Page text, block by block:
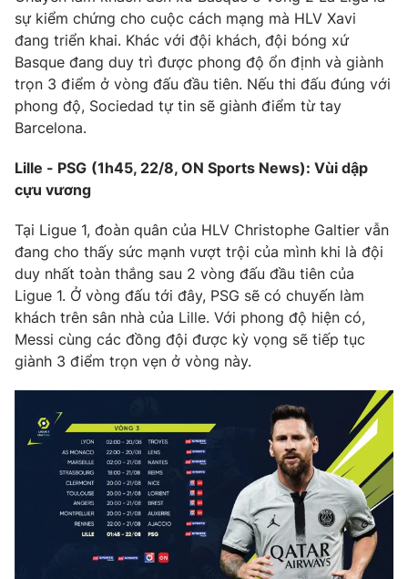
sự kiểm chứng cho cuộc cách mạng mà HLV Xavi
đang triển khai. Khác với đội khách, đội bóng xứ
Basque đang duy trì được phong độ ổn định và giành
trọn 3 điểm ở vòng đấu đầu tiên. Nếu thi đấu đúng với
phong độ, Sociedad tự tin sẽ giành điểm từ tay
Barcelona.
Lille - PSG (1h45, 22/8, ON Sports News): Vùi dập
cựu vương
Tại Ligue 1, đoàn quân của HLV Christophe Galtier vẫn
đang cho thấy sức mạnh vượt trội của mình khi là đội
duy nhất toàn thắng sau 2 vòng đấu đầu tiên của
Ligue 1. Ở vòng đấu tới đây, PSG sẽ có chuyến làm
khách trên sân nhà của Lille. Với phong độ hiện có,
Messi cùng các đồng đội được kỳ vọng sẽ tiếp tục
giành 3 điểm trọn vẹn ở vòng này.